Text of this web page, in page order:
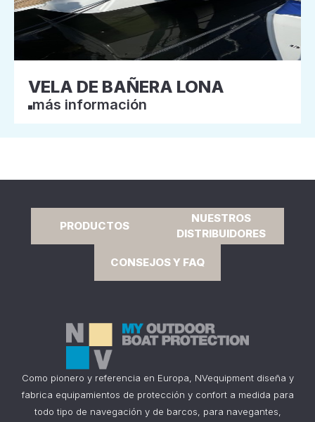
VELA DE BAÑERA LONA
más información
PRODUCTOS
NUESTROS
DISTRIBUIDORES
CONSEJOS Y FAQ
Como pionero y referencia en Europa, NVequipment diseña y
fabrica equipamientos de protección y confort a medida para
todo tipo de navegación y de barcos, para navegantes,